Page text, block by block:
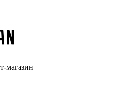
магазин